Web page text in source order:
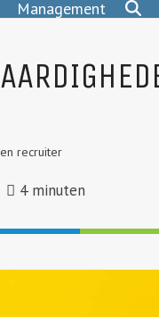
Management
recruiter
4 minuten